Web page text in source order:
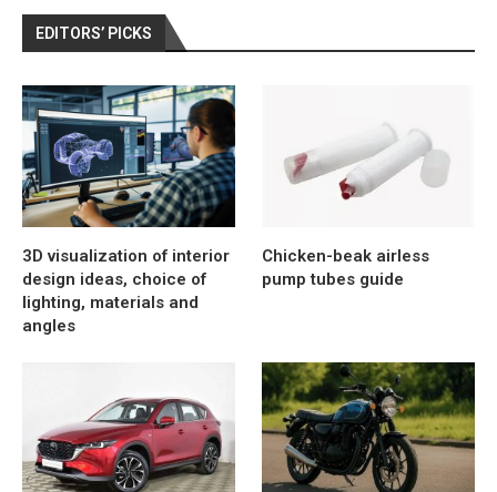
EDITORS’ PICKS
3D visualization of interior
design ideas, choice of
lighting, materials and
angles
Chicken-beak airless
pump tubes guide